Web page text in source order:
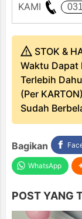
KAMI
STOK &
Waktu Dapat
Terlebih
(Per
Sudah
Bagikan
WhatsApp
POST YANG